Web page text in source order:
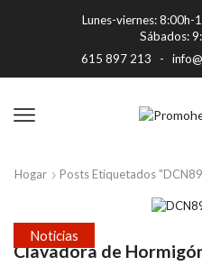
Lunes-viernes:
Sábados:
615 897 213 -
Hogar Posts Etiquetados
Noticias
Clavadora de